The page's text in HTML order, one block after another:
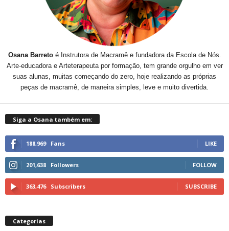
Osana Barretoé Instrutora de Macramê e fundadora da Escola de Nós.
Arte-educadora e Arteterapeuta por formação, tem grande orgulho em ver
suas alunas, muitas começando do zero, hoje realizando as próprias
peças de macramê, de maneira simples, leve e muito divertida.
Siga a Osana também em:
188,969 Fans LIKE
201,638 Followers FOLLOW
363,476 Subscribers SUBSCRIBE
Categorias